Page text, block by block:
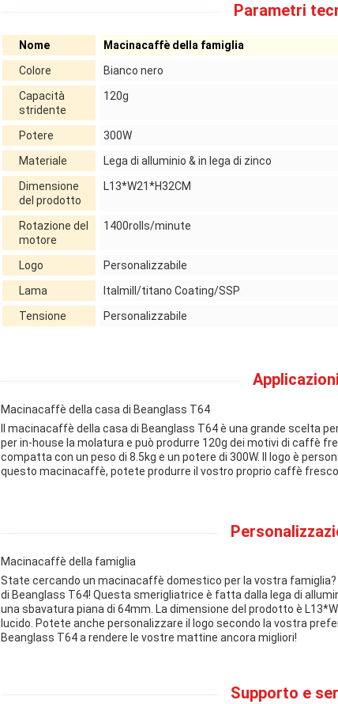
Parametri
Nome
Macinacaffè della famiglia
Colore
Bianco nero
Capacità
stridente
120g
Potere
300W
Materiale
Lega di alluminio & in lega di zinco
Dimensione
del prodotto
L13*W21*H32CM
Rotazione del
motore
1400rolls/minute
Logo
Personalizzabile
Lama
Italmill/titano Coating/SSP
Tensione
Personalizzabile
Macinacaffè della casa di Beanglass T64
Il macinacaffè della casa di Beanglass T64 è una grande scelta
per in-house la molatura e può produrre 120g dei motivi di caffè
compatta con un peso di 8.5kg e un potere di 300W. Il logo è
questo macinacaffè, potete produrre il vostro proprio caffè
Macinacaffè della famiglia
State cercando un macinacaffè domestico per la vostra
di Beanglass T64! Questa smerigliatrice è fatta dalla lega di
una sbavatura piana di 64mm. La dimensione del prodotto è
lucido. Potete anche personalizzare il logo secondo la vostra
Beanglass T64 a rendere le vostre mattine ancora migliori!
Supporto e